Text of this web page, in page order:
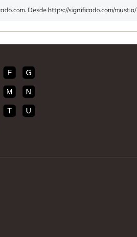
Desde https://significado.com/mustia/
F G
M N
T U